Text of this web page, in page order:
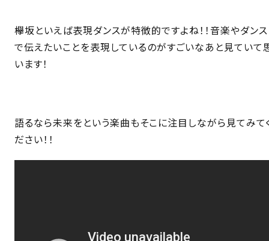
欅坂といえば表現ダンスが特徴的ですよね！！音楽やダンス
で伝えたいことを表現しているのがすごいなあと見ていて
います！
語るなら未来をという楽曲もそこに注目しながら見てみて
ださい！！